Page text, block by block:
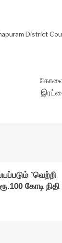
District
’வெற்றி
கோடி நிதி